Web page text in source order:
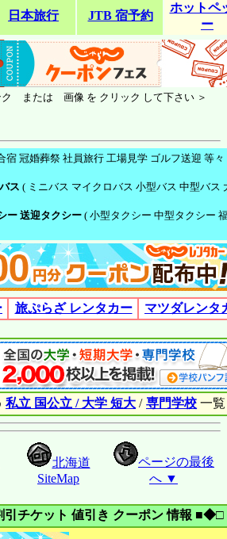
日本旅行 JTB 宿予約
ホットペ
ー
または 画像 を クリック して下さい ＞
宿 冠婚葬祭 社員旅行 工場見学 ゴルフ送迎 等々
ス ( ミニバス マイクロバス 小型バス 中型バス
ー 送迎タクシー ( 小型タクシー 中型タクシー
旅ぷらざ レンタカー マツダレンタ
私立 国公立 / 大学 短大 / 専門学校 一覧
北海道
SiteMap
ページの最後
へ ▼
チケット 値引き クーポン 情報 ■◆□